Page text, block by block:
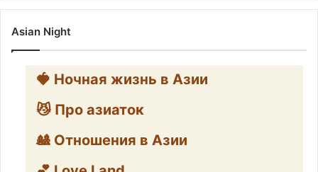
Asian Night
🍓 Ночная жизнь в Азии
😼 Про азиаток
🎎 Отношения в Азии